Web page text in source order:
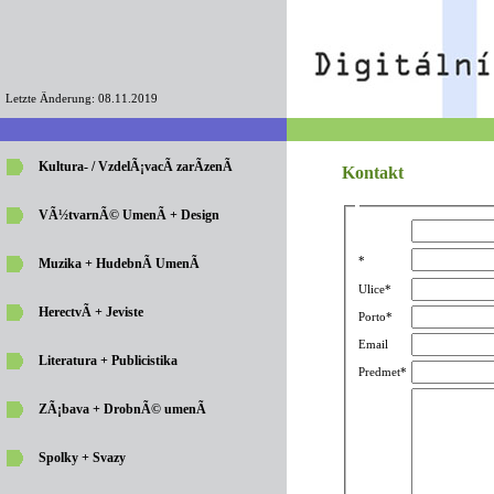
Letzte Änderung: 08.11.2019
Kultura- / VzdelÃ¡vacÃ­ zarÃ­zenÃ­
VÃ½tvarnÃ© UmenÃ­ + Design
Muzika + HudebnÃ­ UmenÃ­
HerectvÃ­ + Jeviste
Literatura + Publicistika
ZÃ¡bava + DrobnÃ© umenÃ­
Spolky + Svazy
Kontakt
*
Ulice*
Porto*
Email
Predmet*